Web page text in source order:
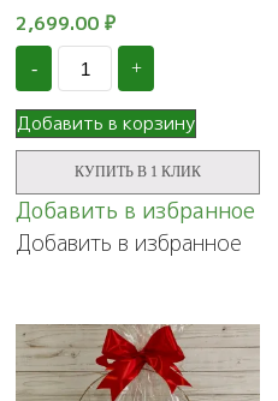
2,699.00 ₽
- Количество
Подарочный
набор
в
деревянном
шестиграннике
орехами,
сухофруктами
и
кг
+
Добавить в корзину
КУПИТЬ В 1 КЛИК
Добавить в избранное
Добавить в избранное